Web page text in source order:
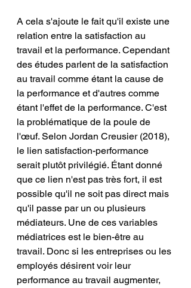
A cela s'ajoute le fait qu'il existe une
relation entre la satisfaction au
travail et la performance. Cependant
des études parlent de la satisfaction
au travail comme étant la cause de
la performance et d'autres comme
étant l'effet de la performance. C'est
la problématique de la poule de
l'œuf. Selon Jordan Creusier (2018),
le lien satisfaction-performance
serait plutôt privilégié. Étant donné
que ce lien n'est pas très fort, il est
possible qu'il ne soit pas direct mais
qu'il passe par un ou plusieurs
médiateurs. Une de ces variables
médiatrices est le bien-être au
travail. Donc si les entreprises ou les
employés désirent voir leur
performance au travail augmenter,